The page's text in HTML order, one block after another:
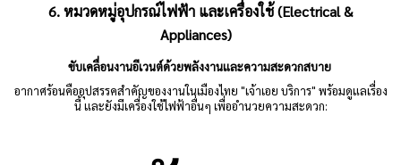
6. หมวดหมู่อุปกรณ์ไฟฟ้า และเครื่องใช้ (Electrical &
Appliances)
ขับเคลื่อนงานอีเวนต์ด้วยพลังงานและความสะดวกสบาย
อากาศร้อนคืออุปสรรคสำคัญของงานในเมืองไทย "เจ้าเอย บริการ" พร้อมดูแลเรื่อง
นี้ และยังมีเครื่องใช้ไฟฟ้าอื่นๆ เพื่ออำนวยความสะดวก: